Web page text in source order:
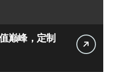
巅峰，定制